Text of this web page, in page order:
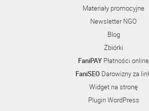
Materiały promocyjne
Newsletter NGO
Blog
Zbiórki
FaniPAY Płatności online
FaniSEODarowizny za
Widget na stronę
Plugin WordPress